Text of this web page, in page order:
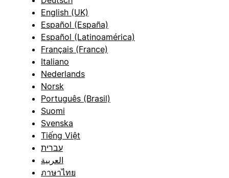
English (UK)
Español (España)
Español (Latinoamérica)
Français (France)
Italiano
Nederlands
Norsk
Português (Brasil)
Suomi
Svenska
Tiếng Việt
עברית
العربية
ภาษาไทย